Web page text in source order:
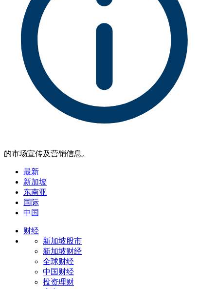
的市场宣传及营销信息。
最新
新加坡
东南亚
国际
中国
财经
新加坡股市
新加坡财经
全球财经
中国财经
投资理财